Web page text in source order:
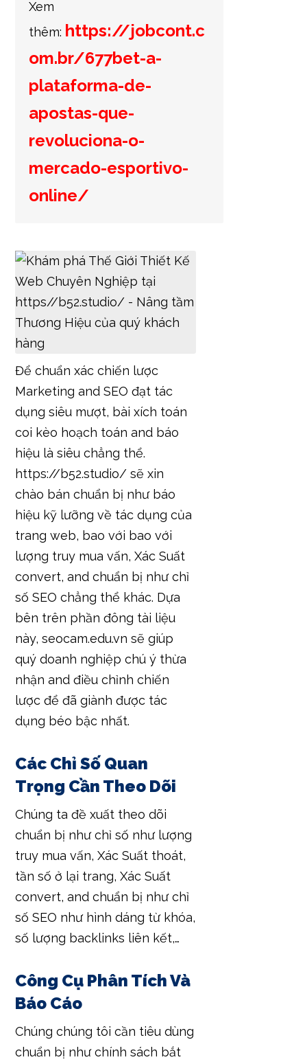
Xem
thêm: https://jobcont.c
om.br/677bet-a-
plataforma-de-
apostas-que-
revoluciona-o-
mercado-esportivo-
online/
Để chuẩn xác chiến lược
Marketing and SEO đạt tác
dụng siêu mượt, bài xích toán
coi kèo hoạch toán and báo
hiệu là siêu chẳng thể.
https://b52.studio/ sẽ xin
chào bán chuẩn bị như báo
hiệu kỹ lưỡng về tác dụng của
trang web, bao với bao với
lượng truy mua vấn, Xác Suất
convert, and chuẩn bị như chỉ
số SEO chẳng thể khác. Dựa
bên trên phần đông tài liệu
này, seocam.edu.vn sẽ giúp
quý doanh nghiệp chú ý thừa
nhận and điều chỉnh chiến
lược để đã giành được tác
dụng béo bậc nhất.
Các Chỉ Số Quan
Trọng Cần Theo Dõi
Chúng ta đề xuất theo dõi
chuẩn bị như chỉ số như lượng
truy mua vấn, Xác Suất thoát,
tần số ở lại trang, Xác Suất
convert, and chuẩn bị như chỉ
số SEO như hình dáng từ khóa,
số lượng backlinks liên kết,…
Công Cụ Phân Tích Và
Báo Cáo
Chúng chúng tôi cần tiêu dùng
chuẩn bị như chính sách bắt